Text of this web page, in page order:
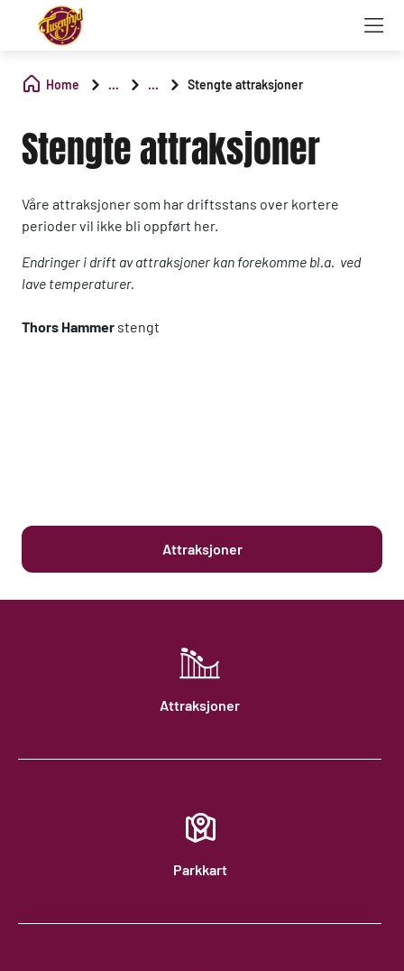
Home ... ... Stengte attraksjoner
Stengte attraksjoner
Våre attraksjoner som har driftsstans over kortere
perioder vil ikke bli oppført her.
Endringer i drift av attraksjoner kan forekomme bl.a. ved
lave temperaturer.
Thors Hammer stengt
Attraksjoner
Attraksjoner
Parkkart